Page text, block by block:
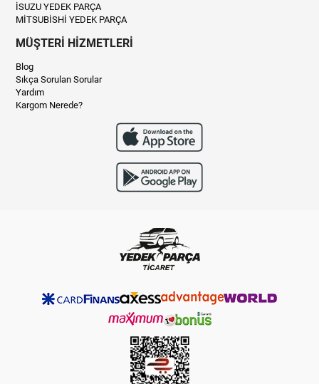
İSUZU YEDEK PARÇA
MİTSUBİSHİ YEDEK PARÇA
MÜŞTERİ HİZMETLERİ
Blog
Sıkça Sorulan Sorular
Yardım
Kargom Nerede?